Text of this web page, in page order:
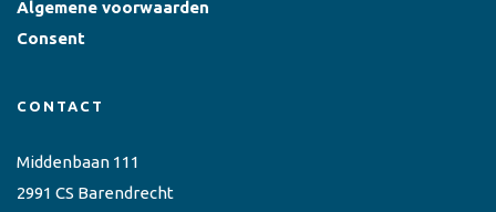
Algemene voorwaarden
Consent
CONTACT
Middenbaan 111
2991 CS Barendrecht